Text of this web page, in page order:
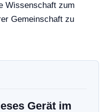
Wissenschaft zum
Gemeinschaft zu
Gerät im